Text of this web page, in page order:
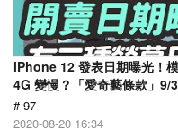
iPhone 12 發表日期曝光！
4G 變慢？「愛奇藝條款」9/
# 97
2020-08-20 16:34